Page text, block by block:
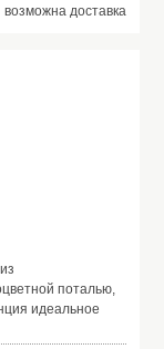
возможна доставка
поталью,
идеальное